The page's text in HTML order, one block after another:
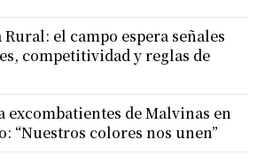
el campo espera señales
competitividad y reglas de
excombatientes de Malvinas en
“Nuestros colores nos unen”